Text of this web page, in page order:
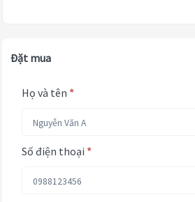
Đặt mua
Họ và tên *
Số điện thoại *